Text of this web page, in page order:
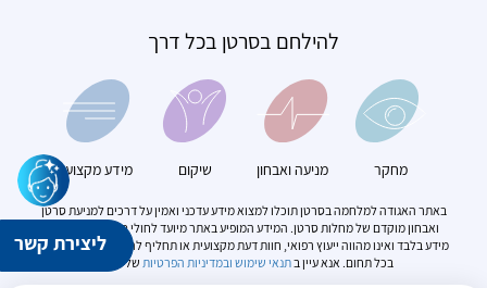
באתר האגודה למלחמה בסרטן תוכלו למצוא מידע עדכני ואמין על דרכים למניעת סרטן
ואבחון מוקדם של מחלות סרטן. המידע המופיע באתר מיועד לחולי סרטן. הוא מספק
מידע בלבד ואינו מהווה ייעוץ רפואי, חוות דעת מקצועית או תחליף להתייעצות עם מומחה
בכל תחום. אנא עיין בתנאי שימוש ובמדיניות הפרטיות של האתר
להילחם בסרטן בכל דרך
מחקר מניעה ואבחון שיקום מידע מקצועי
ליצירת קשר